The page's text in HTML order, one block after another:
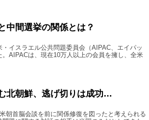
中間選挙の関係とは？
イスラエル公共問題委員会（AIPAC、エイパッ
AIPACは、現在10万人以上の会員を擁し、全米
北朝鮮、逃げ切りは成功…
朝首脳会談を前に関係修復を図ったと考えられる